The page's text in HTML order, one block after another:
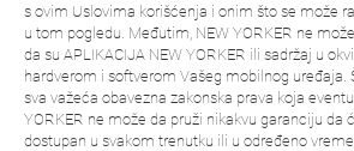
s ovim Uslovima korišćenja i onim što se može
u tom pogledu. Međutim, NEW YORKER ne
da su APLIKACIJA NEW YORKER ili sadržaj u
hardverom i softverom Vašeg mobilnog uređaja.
sva važeća obavezna zakonska prava koja
YORKER ne može da pruži nikakvu garanciju da
dostupan u svakom trenutku ili u određeno